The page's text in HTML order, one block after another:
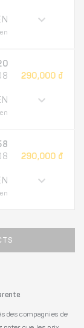
290,000 đ
290,000 đ
des compagnies de